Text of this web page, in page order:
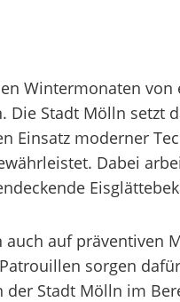
Wintermonaten
Stadt Mölln
Einsatz moderner
Dabei
auf präventiven
sorgen
Stadt Mölln im